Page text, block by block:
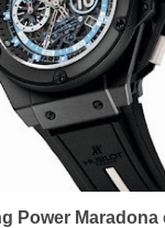
Power Maradona